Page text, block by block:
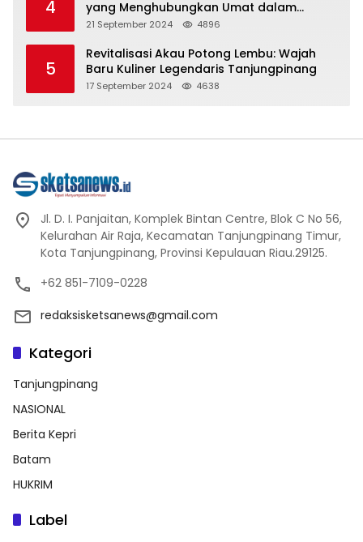
4
yang Menghubungkan Umat dalam
Spiritualitas dan Kebersamaan dalam
21 September 2024 4896
5
Revitalisasi Akau Potong Lembu: Wajah
Baru Kuliner Legendaris Tanjungpinang
17 September 2024 4638
Jl. D. I. Panjaitan, Komplek Bintan Centre, Blok C No 56,
Kelurahan Air Raja, Kecamatan Tanjungpinang Timur,
Kota Tanjungpinang, Provinsi Kepulauan Riau.29125.
+62 851-7109-0228
redaksisketsanews@gmail.com
Kategori
Tanjungpinang
NASIONAL
Berita Kepri
Batam
HUKRIM
Label